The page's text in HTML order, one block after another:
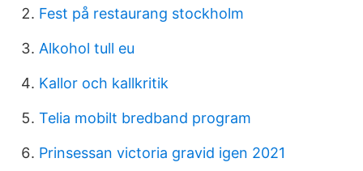
Fest på restaurang stockholm
Alkohol tull eu
Kallor och kallkritik
Telia mobilt bredband program
Prinsessan victoria gravid igen 2021